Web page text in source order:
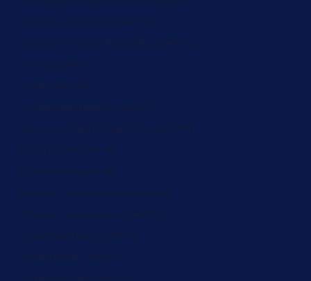
Cayman Islands (ZAR R)
Central African Republic (ZAR R)
Chad (ZAR R)
Chile (ZAR R)
Christmas Island (ZAR R)
Cocos (Keeling) Islands (ZAR R)
Colombia (ZAR R)
Comoros (ZAR R)
Congo - Brazzaville (ZAR R)
Congo - Kinshasa (ZAR R)
Cook Islands (ZAR R)
Costa Rica (ZAR R)
Côte d’Ivoire (ZAR R)